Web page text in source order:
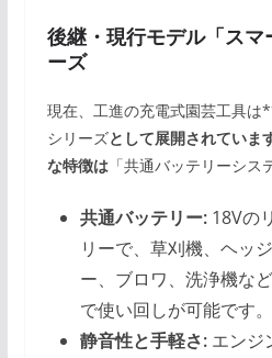
後継・現行モデル「スマ
ーズ
現在、工進の充電式園芸工具は
シリーズとして展開されていま
な特徴は「共通バッテリーシス
共通バッテリー:18Vの
リーで、草刈機、ヘッ
ー、ブロワ、洗浄機な
で使い回しが可能です。
静音性と手軽さ:エンジ